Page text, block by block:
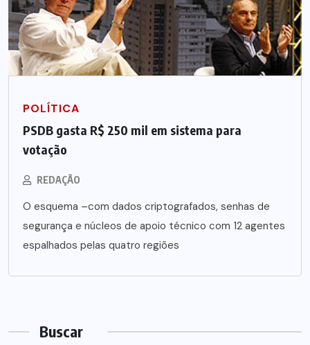
POLÍTICA
PSDB gasta R$ 250 mil em sistema para
votação
REDAÇÃO
O esquema –com dados criptografados, senhas de
segurança e núcleos de apoio técnico com 12 agentes
espalhados pelas quatro regiões
Buscar